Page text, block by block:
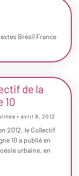
Brésil France
de la
10
avril 8, 2012
2012, le Collectif
10 a publié en
urbaine, en